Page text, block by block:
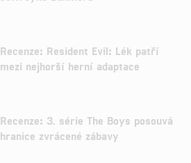
Recenze: Resident Evil: Lék patří
mezi nejhorší herní adaptace
Recenze: 3. série The Boys posouvá
hranice zvrácené zábavy